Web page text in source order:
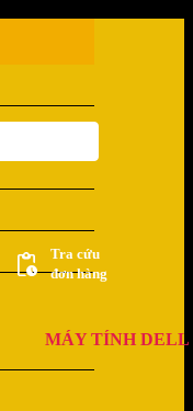
Tra cứu
đơn hàng
MÁY TÍNH DELL